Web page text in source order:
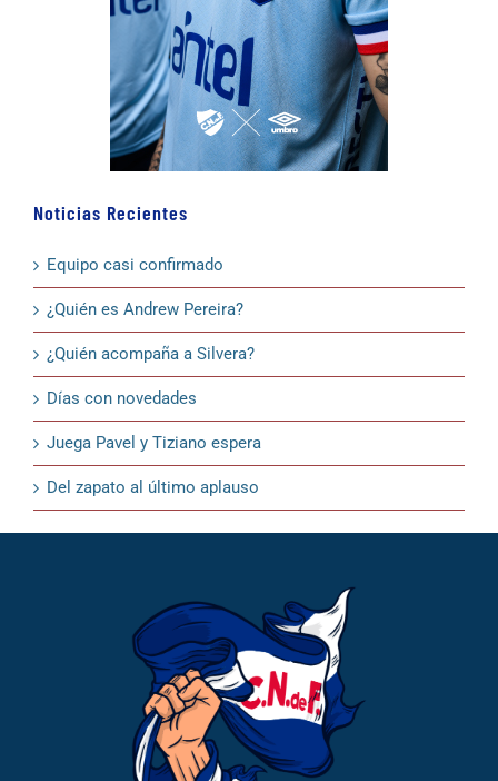
Noticias Recientes
Equipo casi confirmado
¿Quién es Andrew Pereira?
¿Quién acompaña a Silvera?
Días con novedades
Juega Pavel y Tiziano espera
Del zapato al último aplauso